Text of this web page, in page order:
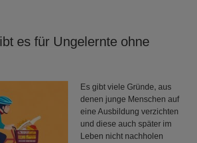
es für Ungelernte ohne
Es gibt viele Gründe, aus
denen junge Menschen auf
eine Ausbildung verzichten
und diese auch später im
Leben nicht nachholen